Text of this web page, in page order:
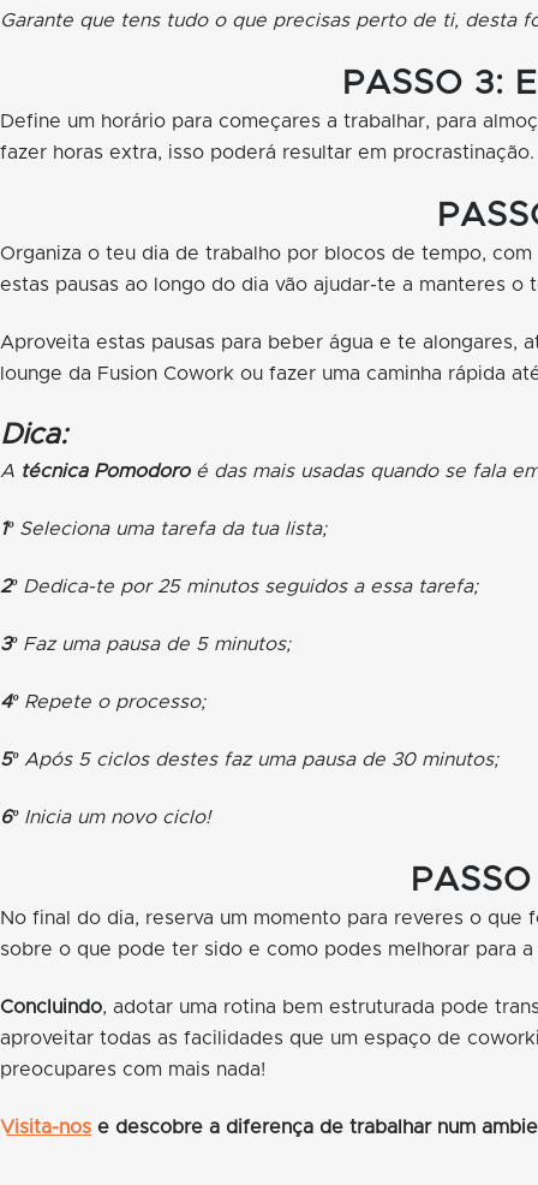
Garante que tens tudo o que precisas perto de ti, desta
PASSO 3:
Define um horário para começares a trabalhar, para
fazer horas extra, isso poderá resultar em procrastinação.
Organiza o teu dia de trabalho por blocos de tempo,
estas pausas ao longo do dia vão ajudar-te a manteres
Aproveita estas pausas para beber água e te alongares,
lounge da Fusion Cowork ou fazer uma caminha rápida
Dica:
A técnica Pomodoroé das mais usadas quando se fala
1ºSeleciona uma tarefa da tua lista;
2ºDedica-te por 25 minutos seguidos a essa tarefa;
3ºFaz uma pausa de 5 minutos;
4ºRepete o processo;
5ºApós 5 ciclos destes faz uma pausa de 30 minutos;
6ºInicia um novo ciclo!
No final do dia, reserva um momento para reveres o
sobre o que pode ter sido e como podes melhorar para
Concluindo, adotar uma rotina bem estruturada pode
aproveitar todas as facilidades que um espaço de
preocupares com mais nada!
Visita-nos e descobre a diferença de trabalhar num